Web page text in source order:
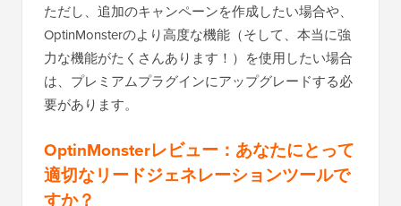
ただし、追加のキャンペーンを作成したい場合や、
OptinMonsterのより高度な機能（そして、本当に強
力な機能がたくさんあります！）を使用したい場合
は、プレミアムプラグインにアップグレードする必
要があります。
OptinMonsterレビュー：あなたにとって
適切なリードジェネレーションツールで
すか？